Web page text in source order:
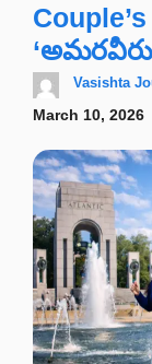
Vasishta
March 10, 2026